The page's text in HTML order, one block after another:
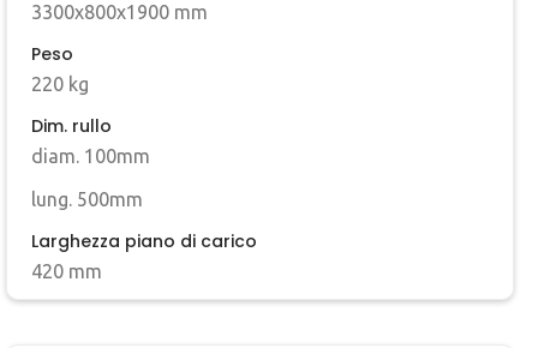
3300x800x1900 mm
Peso
220 kg
Dim. rullo
diam. 100mm
lung. 500mm
Larghezza piano di carico
420 mm